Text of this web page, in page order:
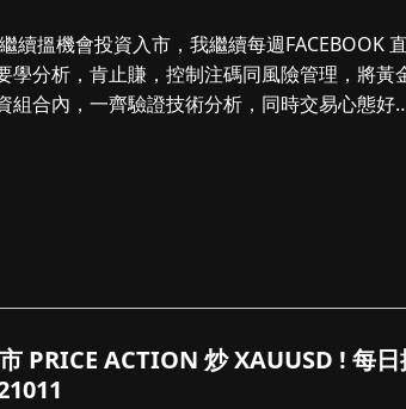
續搵機會投資入市，我繼續每週FACEBOOK
學分析，肯止賺，控制注碼同風險管理，將黃
組合內，一齊驗證技術分析，同時交易心態好
PRICE ACTION 炒 XAUUSD ! 每日